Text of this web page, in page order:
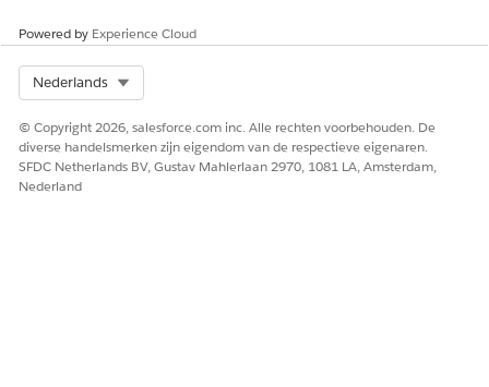
HEEFT DIT ARTIKEL UW PROBLEEM OPGELOST?
Laat ons weten wat we kunnen doen om te verbeteren!
Ja Nee
Powered by Experience Cloud
Nederlands
© Copyright 2026, salesforce.com inc. Alle rechten voorbehouden. De
diverse handelsmerken zijn eigendom van de respectieve eigenaren.
SFDC Netherlands BV, Gustav Mahlerlaan 2970, 1081 LA, Amsterdam,
Nederland